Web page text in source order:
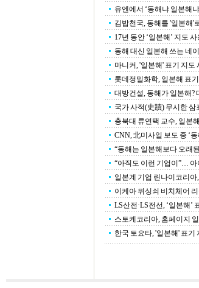
유엔에서 ‘동해냐 일본해
김밥천국, 동해를 '일본해'
17년 동안 ‘일본해’ 지도
동해 대신 일본해 쓰는 네
마니커, '일본해' 표기 지도
롯데정밀화학, 일본해 표
대방건설, 동해가 일본해?
국가 사적(史蹟) 무시한
충북대 류연택 교수, 일본
CNN, 北미사일 보도 중 ‘
“동해는 일본해보다 오래
“아직도 이런 기업이”… 아
일본계 기업 린나이코리
이케아 뮈싱쇠 비치체어
LS산전·LS전선, ‘일본해’
스토케코리아, 홈페이지
한국 토요타, '일본해' 표기